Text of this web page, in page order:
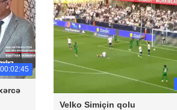
00:02:45
Velko Simiçin qolu